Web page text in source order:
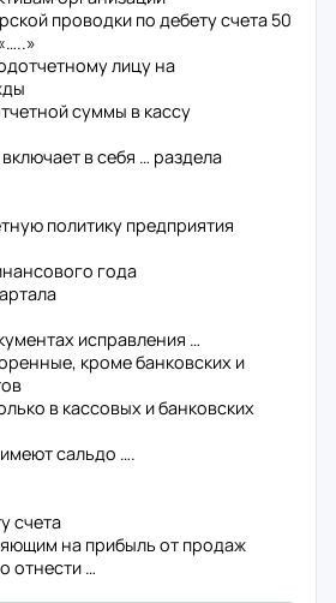
проводки по дебету счета 50
лицу на
суммы в кассу
в себя … раздела
политику предприятия
года
исправления …
кроме банковских и
в кассовых и банковских
сальдо ….
счета
на прибыль от продаж
отнести …